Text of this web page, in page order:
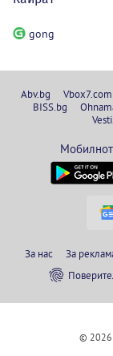
gong
Abv.bg Vbox7.com
BISS.bg
За нас За
© 2026